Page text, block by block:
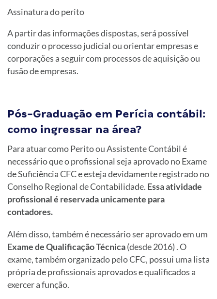
Assinatura do perito
A partir das informações dispostas, será possível
conduzir o processo judicial ou orientar empresas e
corporações a seguir com processos de aquisição ou
fusão de empresas.
Pós-Graduação em Perícia contábil:
como ingressar na área?
Para atuar como Perito ou Assistente Contábil é
necessário que o profissional seja aprovado no Exame
de Suficiência CFC e esteja devidamente registrado no
Conselho Regional de Contabilidade. Essa atividade
profissional é reservada unicamente para
contadores.
Além disso, também é necessário ser aprovado em um
Exame de Qualificação Técnica(desde 2016) . O
exame, também organizado pelo CFC, possui uma lista
própria de profissionais aprovados e qualificados a
exercer a função.